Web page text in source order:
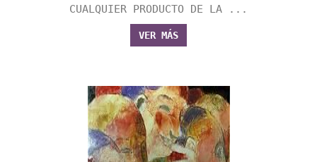
CUALQUIER PRODUCTO DE LA ...
VER MÁS